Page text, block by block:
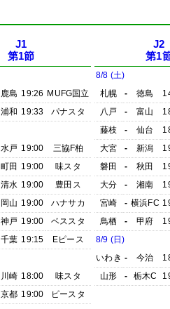
J1
第1節
鹿島 19:26 MUFG国立
浦和 19:33
パナスタ
水戸 19:00
三協F柏
町田 19:00
味スタ
清水 19:00
豊田ス
岡山 19:00
ハナサカ
神戸 19:00
ベススタ
千葉 19:15
Eピース
川崎 18:00
味スタ
京都 19:00 ピースタ
J2
第1
8/8 (土)
札幌
- 徳島
八戸
- 富山
藤枝
- 仙台
大宮
- 新潟
磐田
- 秋田
大分
- 湘南
宮崎
- 横浜FC
鳥栖
- 甲府
8/9 (日)
いわき - 今治
山形
- 栃木C